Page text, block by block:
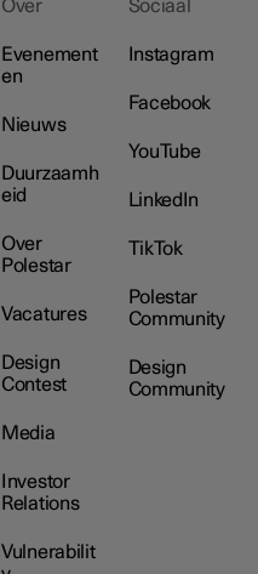
Over
Evenement
en
Nieuws
Duurzaamh
eid
Over
Polestar
Vacatures
Design
Contest
Media
Investor
Relations
Vulnerabilit
Sociaal
Instagram
Facebook
YouTube
LinkedIn
TikTok
Polestar
Community
Design
Community